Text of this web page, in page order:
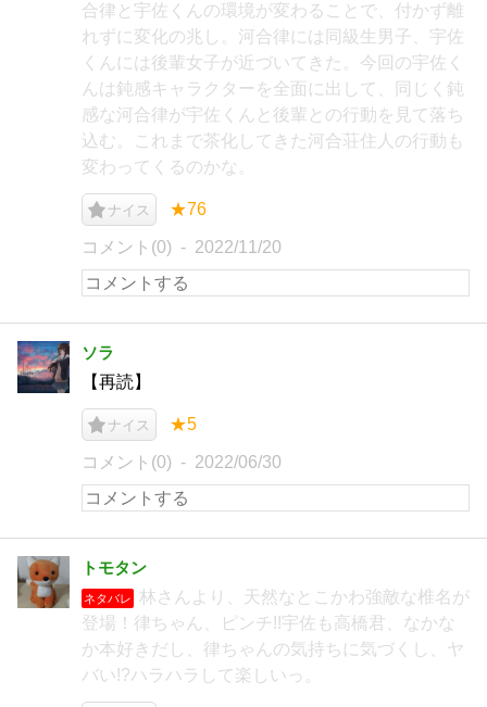
合律と宇佐くんの環境が変わることで、付かず離
れずに変化の兆し。河合律には同級生男子、宇佐
くんには後輩女子が近づいてきた。今回の宇佐く
んは鈍感キャラクターを全面に出して、同じく鈍
感な河合律が宇佐くんと後輩との行動を見て落ち
込む。これまで茶化してきた河合荘住人の行動も
変わってくるのかな。
ナイス ★76
コメント(0) 2022/11/20
ソラ
【再読】
ナイス ★5
コメント(0) 2022/06/30
トモタン
ネタバレ
林さんより、天然なとこかわ強敵な椎名が
登場！律ちゃん、ピンチ!!宇佐も高橋君、なかな
か本好きだし、律ちゃんの気持ちに気づくし、ヤ
バい!?ハラハラして楽しいっ。